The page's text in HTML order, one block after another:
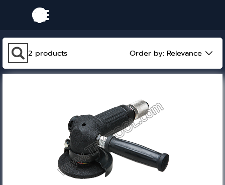
Skip menu
Skip search bar
2 products Order by: Relevance